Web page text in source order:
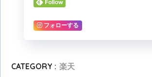
フォローする
CATEGORY : 楽天